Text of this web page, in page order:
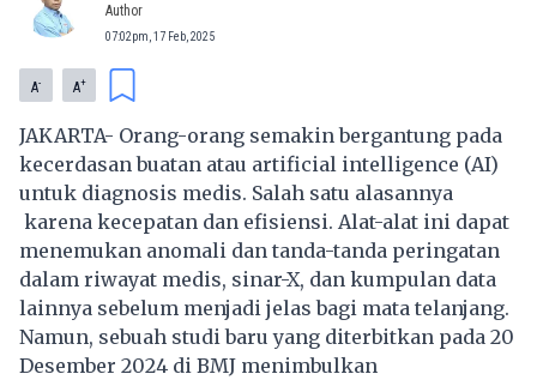
Author
07:02pm, 17 Feb, 2025
A- A+
JAKARTA- Orang-orang semakin bergantung pada
kecerdasan buatan atau artificial intelligence (AI)
untuk diagnosis medis. Salah satu alasannya
karena kecepatan dan efisiensi. Alat-alat ini dapat
menemukan anomali dan tanda-tanda peringatan
dalam riwayat medis, sinar-X, dan kumpulan data
lainnya sebelum menjadi jelas bagi mata telanjang.
Namun, sebuah studi baru yang diterbitkan pada 20
Desember 2024 di BMJ menimbulkan